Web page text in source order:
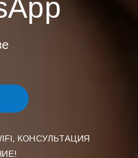
КОНСУЛЬТАЦИЯ